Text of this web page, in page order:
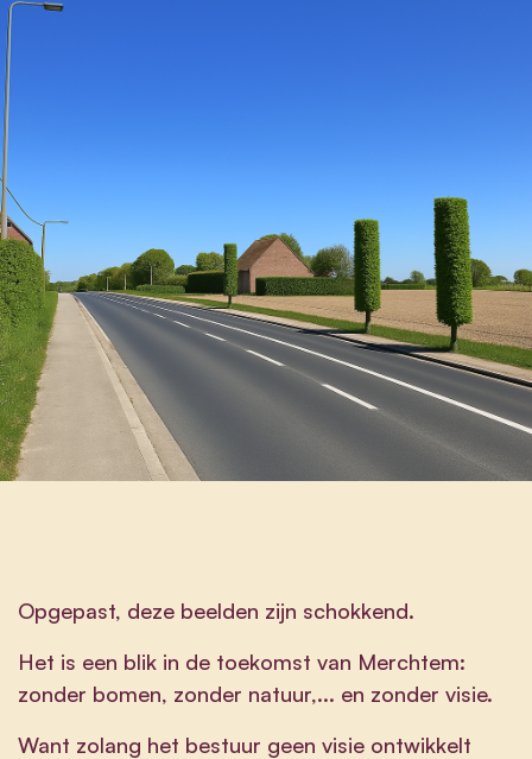
Opgepast, deze beelden zijn schokkend.
Het is een blik in de toekomst van Merchtem:
zonder bomen, zonder natuur,... en zonder visie.
Want zolang het bestuur geen visie ontwikkelt